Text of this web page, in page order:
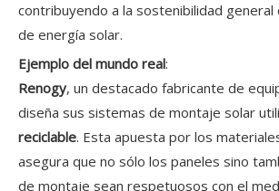
contribuyendo a la sostenibilidad
de energía solar.
Ejemplo del mundo real:
Renogy, un destacado fabricante de
diseña sus sistemas de montaje solar
reciclable. Esta apuesta por los
asegura que no sólo los paneles sino
de montaje sean respetuosos con el